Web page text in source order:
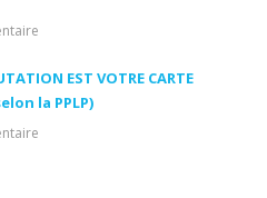
EST VOTRE CARTE
la PPLP)